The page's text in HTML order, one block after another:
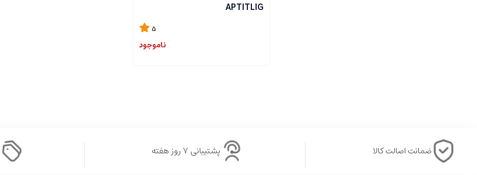
APTITLIG
5
ناموجود
ضمانت اصالت کالا پشتیبانی ۷ روز هفته